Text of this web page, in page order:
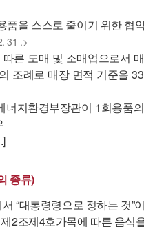
품을 스스로 줄이기 위한
31 .>
른 도매 및 소매업으로서
조례로 매장 면적 기준을
너지환경부장관이 1회용품
종류)
“대통령령으로 정하는 것
2조제4호가목에 따른 음식